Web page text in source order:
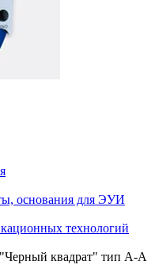
основания для ЭУИ
технологий
квадрат" тип А-А